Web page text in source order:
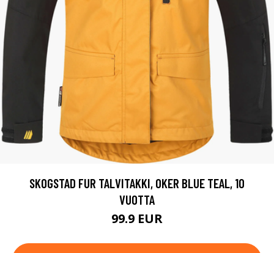
SKOGSTAD FUR TALVITAKKI, OKER BLUE TEAL, 10
VUOTTA
99.9 EUR